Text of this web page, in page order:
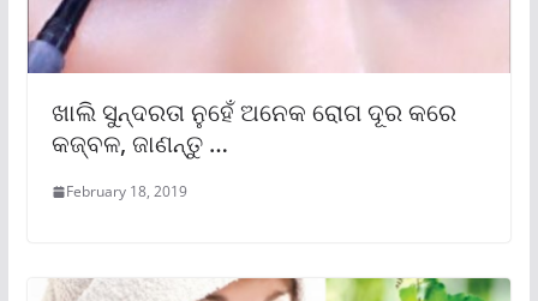
ଖାଲି ସୁନ୍ଦରତା ନୁହେଁ ଅନେକ ରୋଗ ଦୂର କରେ
କଜ୍ବଳ, ଜାଣନ୍ତୁ …
February 18, 2019